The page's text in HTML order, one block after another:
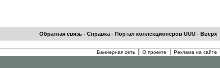
Обратная связь - Справка - Портал коллекционеров UUU - Вверх
Баннерная сеть О проекте Реклама на сайте